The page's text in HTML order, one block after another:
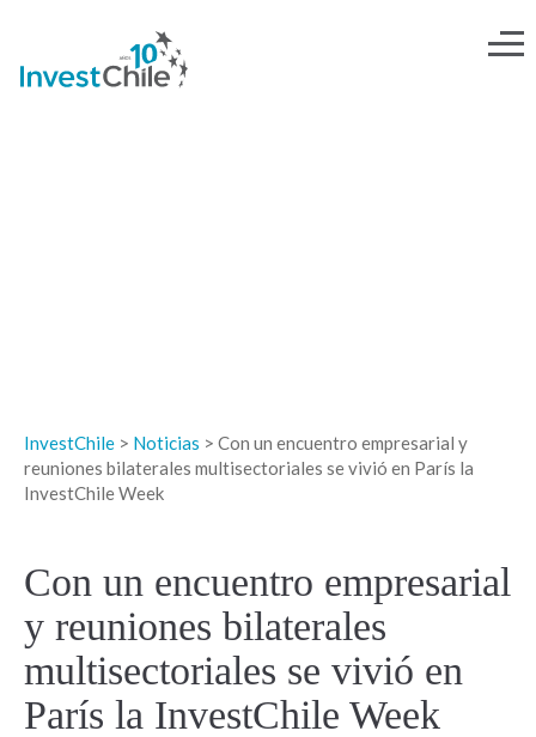
InvestChile > Noticias > Con un encuentro empresarial y
reuniones bilaterales multisectoriales se vivió en París la
InvestChile Week
Con un encuentro empresarial
y reuniones bilaterales
multisectoriales se vivió en
París la InvestChile Week